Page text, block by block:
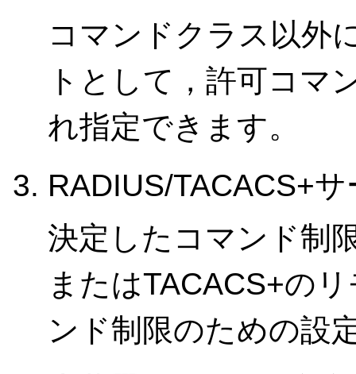
コマンドクラス以外
トとして，許可コマ
れ指定できます。
RADIUS/TACACS+
決定したコマンド制
またはTACACS+の
ンド制限のための設